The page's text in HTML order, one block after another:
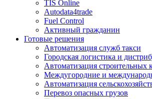
TIS Online
Autodata4trade
Fuel Control
Активный гражданин
Готовые решения
Автоматизация служб такси
Городская логистика и
Автоматизация строительных
Междугородние и
Автоматизация
Перевоз опасных грузов